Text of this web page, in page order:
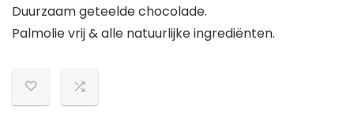
Duurzaam geteelde chocolade.
Palmolie vrij & alle natuurlijke ingrediënten.